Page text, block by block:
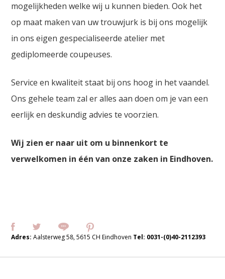
mogelijkheden welke wij u kunnen bieden. Ook het
op maat maken van uw trouwjurk is bij ons mogelijk
in ons eigen gespecialiseerde atelier met
gediplomeerde coupeuses.
Service en kwaliteit staat bij ons hoog in het vaandel.
Ons gehele team zal er alles aan doen om je van een
eerlijk en deskundig advies te voorzien.
Wij zien er naar uit om u binnenkort te
verwelkomen in één van onze zaken in Eindhoven.
Adres:Aalsterweg 58, 5615 CH Eindhoven Tel: 0031-(0)40-2112393